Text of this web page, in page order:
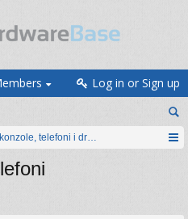
Log in or Sign up
telefoni i drugi gadgeti